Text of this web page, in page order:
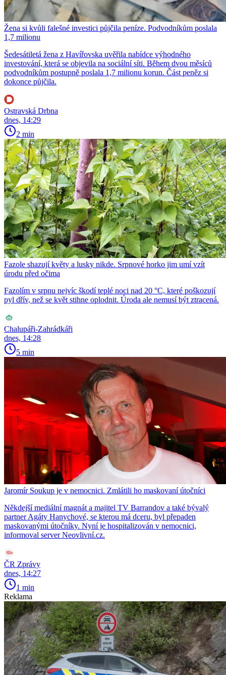
Žena si kvůli falešné investici půjčila peníze. Podvodníkům poslala
1,7 milionu
Šedesátiletá žena z Havířovska uvěřila nabídce výhodného
investování, která se objevila na sociální síti. Během dvou měsíců
podvodníkům postupně poslala 1,7 milionu korun. Část peněz si
dokonce půjčila.
Ostravská Drbna
dnes, 14:29
2 min
Fazole shazují květy a lusky nikde. Srpnové horko jim umí vzít
úrodu před očima
Fazolím v srpnu nejvíc škodí teplé noci nad 20 °C, které poškozují
pyl dřív, než se květ stihne oplodnit. Úroda ale nemusí být ztracená.
Chalupáři-Zahrádkáři
dnes, 14:28
5 min
Jaromír Soukup je v nemocnici. Zmlátili ho maskovaní útočníci
Někdejší mediální magnát a majitel TV Barrandov a také bývalý
partner Agáty Hanychové, se kterou má dceru, byl přepaden
maskovanými útočníky. Nyní je hospitalizován v nemocnici,
informoval server Neovlivní.cz.
ČR Zprávy
dnes, 14:27
1 min
Reklama